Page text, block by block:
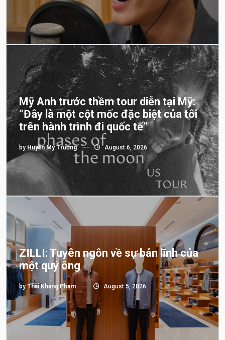
Mỹ Anh trước thềm tour diễn tại Mỹ:
“Đây là một cột mốc đặc biệt của tôi
trên hành trình đi quốc tế”
by Huyền My Trương August 6, 2026
ZILLI: Tuyên ngôn về sự bản lĩnh của
một quý ông
by Thai Khang Pham August 5, 2026